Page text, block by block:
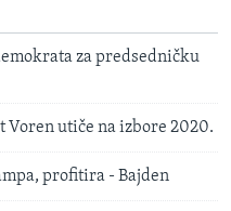
za predsedničku
Voren utiče na izbore 2020.
profitira - Bajden